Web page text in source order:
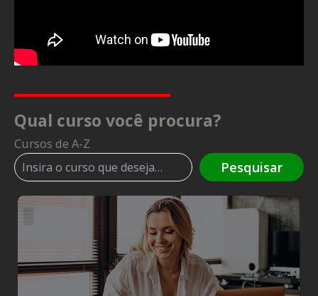
Qual curso você procura?
Cursos de A-Z
Pesquisar Pesquisar